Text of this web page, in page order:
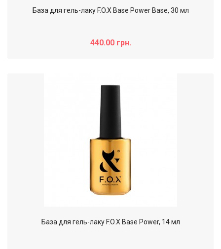
База для гель-лаку F.O.X Base Power Base, 30 мл
440.00 грн.
База для гель-лаку F.O.X Base Power, 14 мл